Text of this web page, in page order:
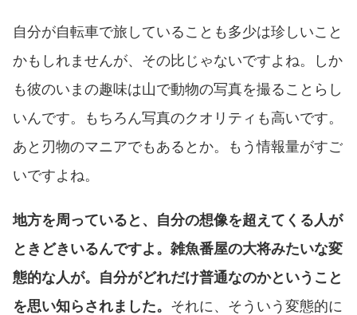
自分が自転車で旅していることも多少は珍しいこと
かもしれませんが、その比じゃないですよね。しか
も彼のいまの趣味は山で動物の写真を撮ることらし
いんです。もちろん写真のクオリティも高いです。
あと刃物のマニアでもあるとか。もう情報量がすご
いですよね。
地方を周っていると、自分の想像を超えてくる人が
ときどきいるんですよ。雑魚番屋の大将みたいな変
態的な人が。自分がどれだけ普通なのかということ
を思い知らされました。 それに、そういう変態的に